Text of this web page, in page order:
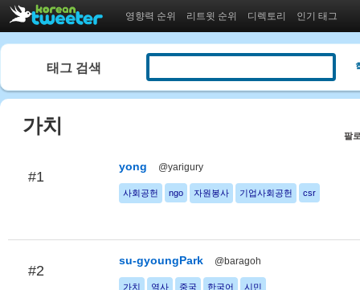
영향력 순위 리트윗 순위 디렉토리 인기 태그
태그 검색
가치 팔
#1
yong @yarigury
사회공헌 ngo 자원봉사 기업사회공헌 csr
#2
su-gyoungPark @baragoh
가치 역사 중국 한국어 시민